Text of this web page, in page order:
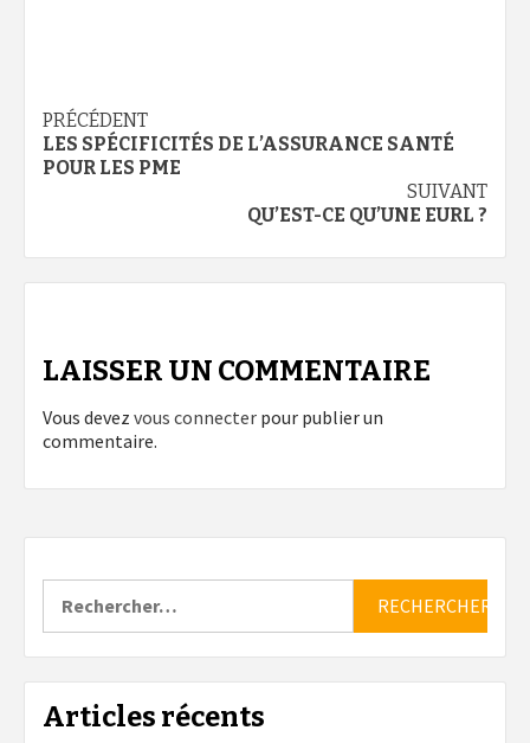
Navigation
d’article
PRÉCÉDENT
LES SPÉCIFICITÉS DE L’ASSURANCE SANTÉ
POUR LES PME
SUIVANT
QU’EST-CE QU’UNE EURL ?
LAISSER UN COMMENTAIRE
Vous devez vous connecter pour publier un
commentaire.
Articles récents